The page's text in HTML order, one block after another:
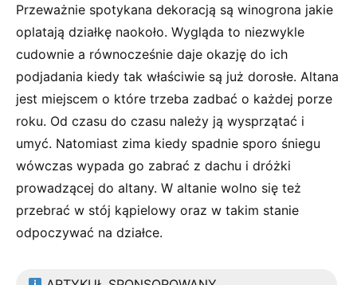
Przeważnie spotykana dekoracją są winogrona jakie
oplatają działkę naokoło. Wygląda to niezwykle
cudownie a równocześnie daje okazję do ich
podjadania kiedy tak właściwie są już dorosłe. Altana
jest miejscem o które trzeba zadbać o każdej porze
roku. Od czasu do czasu należy ją wysprzątać i
umyć. Natomiast zima kiedy spadnie sporo śniegu
wówczas wypada go zabrać z dachu i dróżki
prowadzącej do altany. W altanie wolno się też
przebrać w stój kąpielowy oraz w takim stanie
odpoczywać na działce.